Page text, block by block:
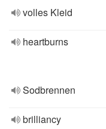
volles Kleid
heartburns
Sodbrennen
brilliancy